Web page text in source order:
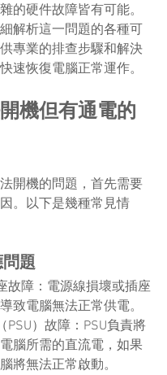
的硬件故障皆有可能。
解析這一問題的各種可
專業的排查步驟和解決
速恢復電腦正常運作。
機但有通電的
開機的問題，首先需要
。以下是幾種常見情
問題
故障：電源線損壞或插座
致電腦無法正常供電。
PSU）故障：PSU負責將
腦所需的直流電，如果
將無法正常啟動。